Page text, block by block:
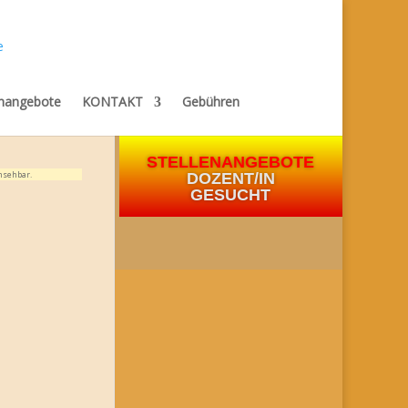
KONTAKT Gebühren
STELLENANGEBOTE
DOZENT/IN
GESUCHT